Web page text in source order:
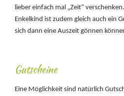
lieber einfach mal „Zeit“
Enkelkind ist zudem gleich auch ein
sich dann eine Auszeit gönnen
Gutscheine
Eine Möglichkeit sind natürlich